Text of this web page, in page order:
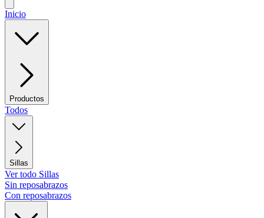
Inicio
Productos
Todos
Sillas
Ver todo Sillas
Sin reposabrazos
Con reposabrazos